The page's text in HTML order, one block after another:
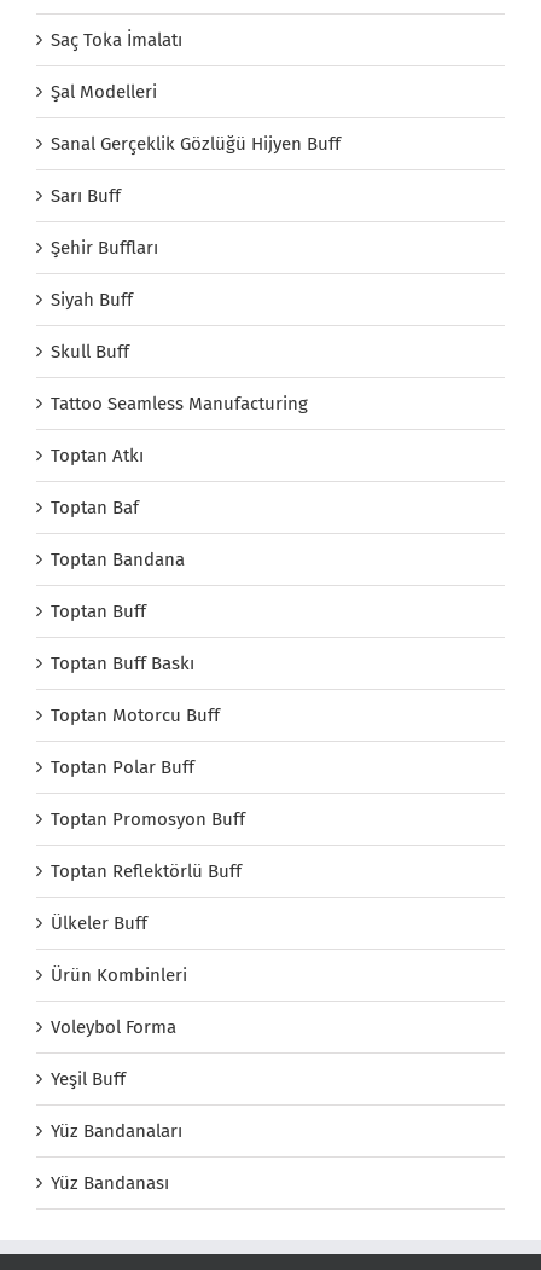
Saç Toka İmalatı
Şal Modelleri
Sanal Gerçeklik Gözlüğü Hijyen Buff
Sarı Buff
Şehir Buffları
Siyah Buff
Skull Buff
Tattoo Seamless Manufacturing
Toptan Atkı
Toptan Baf
Toptan Bandana
Toptan Buff
Toptan Buff Baskı
Toptan Motorcu Buff
Toptan Polar Buff
Toptan Promosyon Buff
Toptan Reflektörlü Buff
Ülkeler Buff
Ürün Kombinleri
Voleybol Forma
Yeşil Buff
Yüz Bandanaları
Yüz Bandanası